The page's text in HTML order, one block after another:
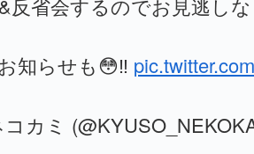
反省会するのでお見逃し
知らせも😳‼️
カミ